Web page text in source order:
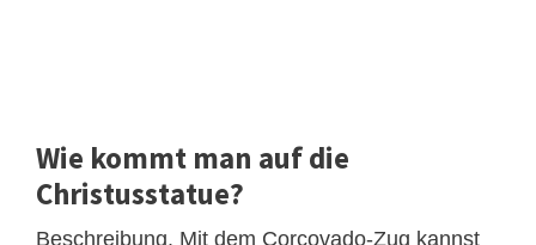
Wie kommt man auf die
Christusstatue?
Beschreibung. Mit dem Corcovado-Zug kannst